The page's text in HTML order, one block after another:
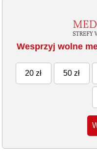
Wesprzyj wolne
20 zł 50 zł